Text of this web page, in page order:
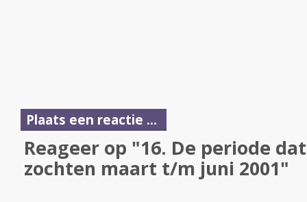
Plaats een reactie ...
Reageer op "16. De periode
zochten maart t/m juni 2001"